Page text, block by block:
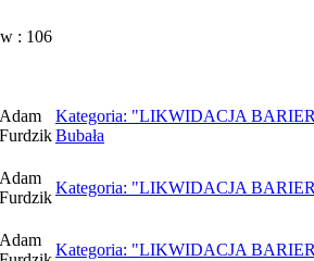
: 106
Adam
Furdzik
Kategoria: "LIKWIDACJA
Bubała
Adam
Furdzik
Kategoria: "LIKWIDACJA
Adam
Kategoria: "LIKWIDACJA